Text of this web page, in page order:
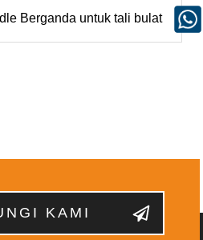
Berganda untuk tali bulat
KAMI